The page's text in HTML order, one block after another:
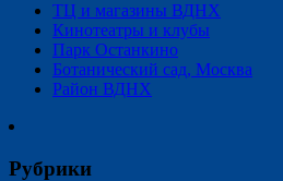
ТЦ и магазины ВДНХ
Кинотеатры и клубы
Парк Останкино
Ботанический сад, Москва
Район ВДНХ
Рубрики